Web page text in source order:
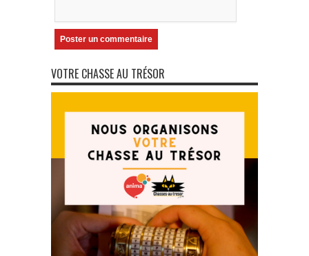
VOTRE CHASSE AU TRÉSOR